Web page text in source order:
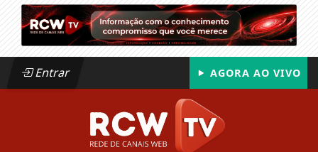
Entrar AGORA AO VIVO